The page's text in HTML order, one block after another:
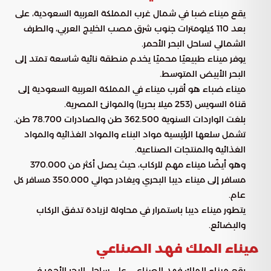
يقع ميناء ضبا في شمال غرب المملكة العربية السعودية، على
بعد 110 كيلومترات جنوب شرق مصب الخليج العربي، والطرف
الشمالي لساحل البحر الأحمر.
يوفر ميناء طبيعيًا محميًا يخدم منطقة نائية شاسعة تمتد إلى
البحر الأبيض المتوسط.
ميناء ضباء هو أقرب ميناء في المملكة العربية السعودية إلى
قناة السويس (253 ميلا بحريا) والموانئ المصرية.
بلغت الواردات السنوية 362.500 طن والصادرات 78.700 طن.
تشمل سلعها الرئيسية مواد البناء والمواد الغذائية والمواد
الغذائية والمنتجات الصناعية.
وهو أيضًا ميناء مهم للركاب، حيث يصل أكثر من 370.000
مسافر إلى ميناء ديبا البحري ويغادر حوالي 350.000 مسافر كل
عام.
يتطور ميناء ديبا باستمرار في محاولة لزيادة تدفق الركاب
والبضائع.
ميناء الملك فهد الصناعي